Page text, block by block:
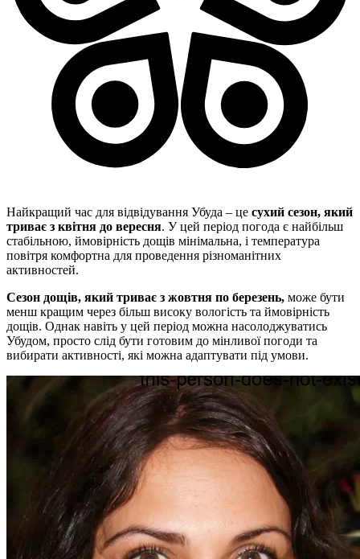
Найкращий час для відвідування Убуда – це сухий сезон, який
триває з квітня до вересня. У цей період погода є найбільш
стабільною, ймовірність дощів мінімальна, і температура
повітря комфортна для проведення різноманітних
активностей.
Сезон дощів, який триває з жовтня по березень, може бути
менш кращим через більш високу вологість та ймовірність
дощів. Однак навіть у цей період можна насолоджуватись
Убудом, просто слід бути готовим до мінливої погоди та
вибирати активності, які можна адаптувати під умови.